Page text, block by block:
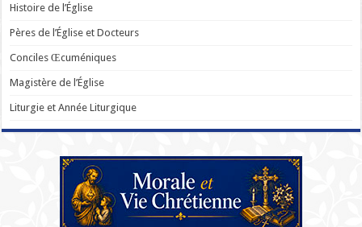
Histoire de l’Église
Pères de l’Église et Docteurs
Conciles Œcuméniques
Magistère de l’Église
Liturgie et Année Liturgique